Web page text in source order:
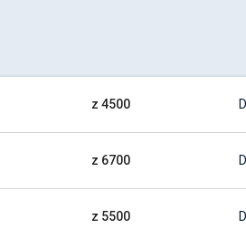
z 4500
z 6700
z 5500